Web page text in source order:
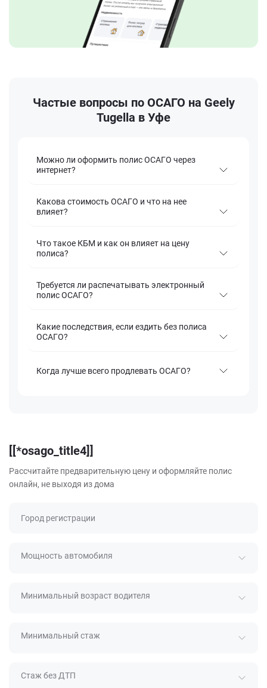
Частые вопросы по ОСАГО на Geely
Tugella в Уфе
Можно ли оформить полис ОСАГО через
интернет?
Какова стоимость ОСАГО и что на нее
влияет?
Что такое КБМ и как он влияет на цену
полиса?
Требуется ли распечатывать электронный
полис ОСАГО?
Какие последствия, если ездить без полиса
ОСАГО?
Когда лучше всего продлевать ОСАГО?
[[*osago_title4]]
Рассчитайте предварительную цену и оформляйте полис
онлайн, не выходя из дома
Город регистрации
Мощность автомобиля
Минимальный возраст водителя
Минимальный стаж
Стаж без ДТП